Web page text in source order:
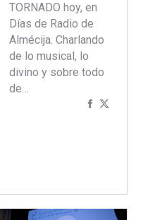
TORNADO hoy, en
Días de Radio de
Almécija. Charlando
de lo musical, lo
divino y sobre todo
de…
Compartir